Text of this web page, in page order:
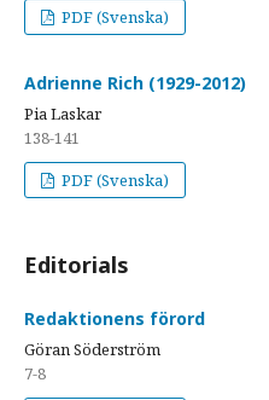
PDF (Svenska)
Adrienne Rich (1929-2012)
Pia Laskar
138-141
PDF (Svenska)
Editorials
Redaktionens förord
Göran Söderström
7-8